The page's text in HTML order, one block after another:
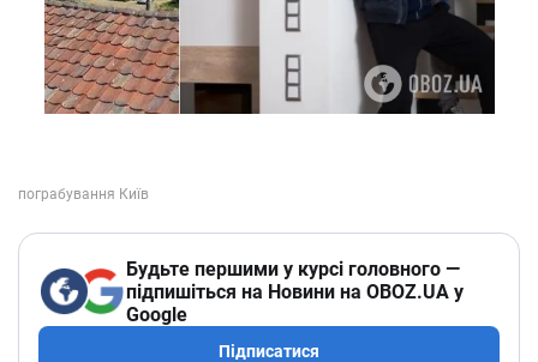
Будьте першими у курсі головного —
підпишіться на Новини на OBOZ.UA у
Google
Підписатися